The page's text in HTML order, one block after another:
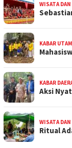
WISATA DAN
KABAR
KABAR
Aksi
WISATA DAN
Ritual